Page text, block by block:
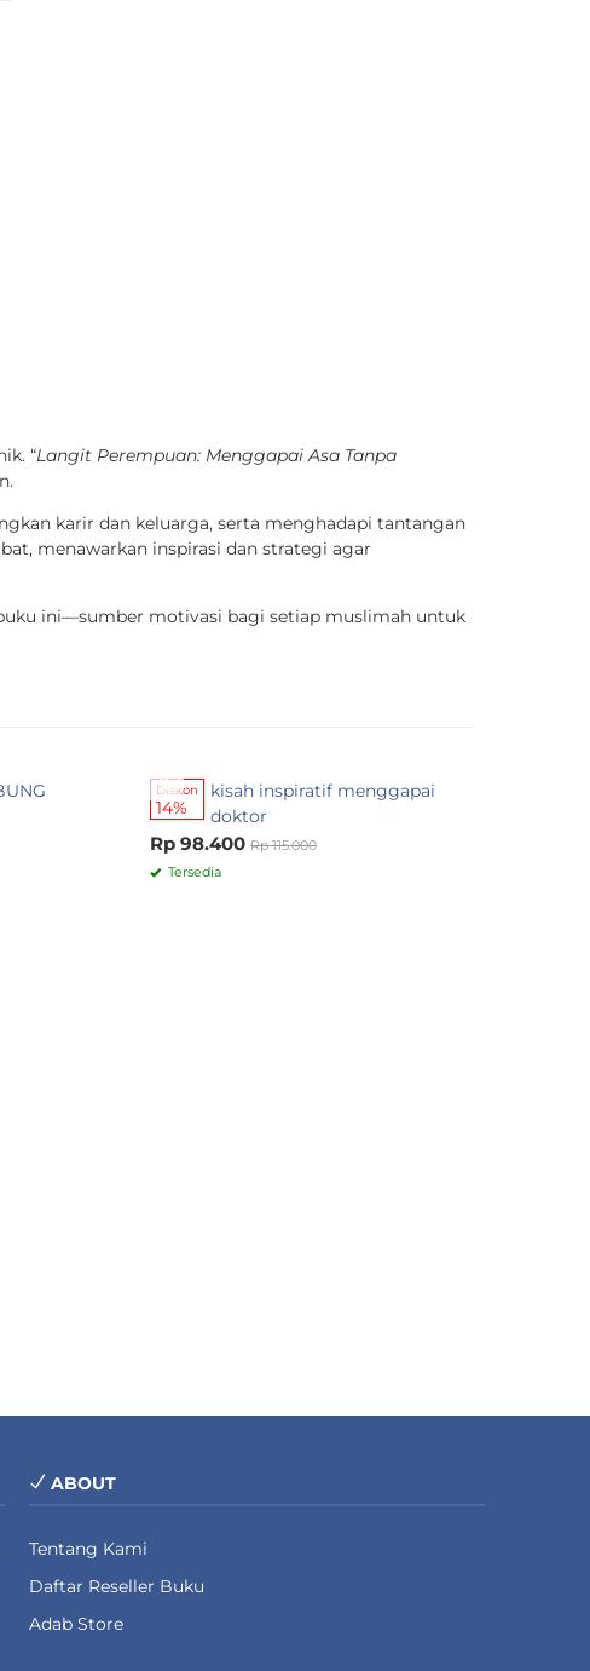
“Langit Perempuan: Menggapai Asa Tanpa
karir dan keluarga, serta menghadapi tantangan
menawarkan inspirasi dan strategi agar
ini—sumber motivasi bagi setiap muslimah untuk
Diskon
14%
kisah inspiratif menggapai
doktor
Rp 98.400 Rp 115.000
Tersedia
ABOUT
Tentang Kami
Daftar Reseller Buku
Adab Store